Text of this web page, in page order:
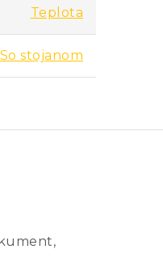
Teplota
So stojanom